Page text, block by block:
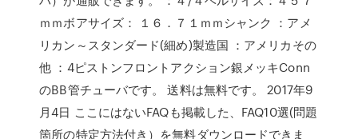
ｍｍボアサイズ： １６．７１ｍｍシャンク ：アメ
リカン～スタンダード(細め)製造国 ：アメリカその
他 ：4ピストンフロントアクション銀メッキConn
のBB管チューバです。 送料は無料です。 2017年9
月4日 ここにはないFAQも掲載した、FAQ10選(問題
箇所の特定方法付き）を無料ダウンロードできま